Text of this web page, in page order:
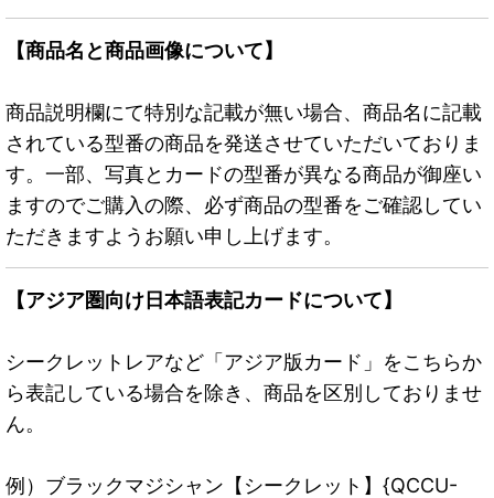
【商品名と商品画像について】
商品説明欄にて特別な記載が無い場合、商品名に記載
されている型番の商品を発送させていただいておりま
す。一部、写真とカードの型番が異なる商品が御座い
ますのでご購入の際、必ず商品の型番をご確認してい
ただきますようお願い申し上げます。
【アジア圏向け日本語表記カードについて】
シークレットレアなど「アジア版カード」をこちらか
ら表記している場合を除き、商品を区別しておりませ
ん。
例）ブラックマジシャン【シークレット】{QCCU-